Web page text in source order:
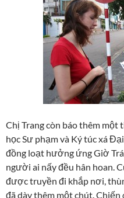
Chị Trang còn báo thêm
học Sư phạm và Ký túc xá
đồng loạt hưởng ứng Giờ
người ai nấy đều hân hoan.
được truyền đi khắp nơi,
đã dày thêm một chút.